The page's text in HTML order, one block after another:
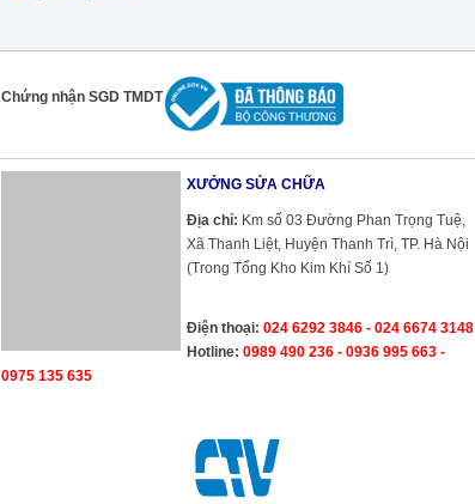
Chứng nhận SGD TMDT
XƯỞNG SỬA CHỮA
Địa chỉ: Km số 03 Đường Phan Trọng Tuệ,
Xã Thanh Liệt, Huyện Thanh Trì, TP. Hà Nội
(Trong Tổng Kho Kim Khí Số 1)
Điện thoại: 024 6292 3846 - 024 6674 3148
Hotline: 0989 490 236 - 0936 995 663 -
0975 135 635